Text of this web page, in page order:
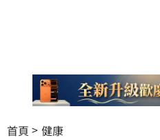
首頁 健康